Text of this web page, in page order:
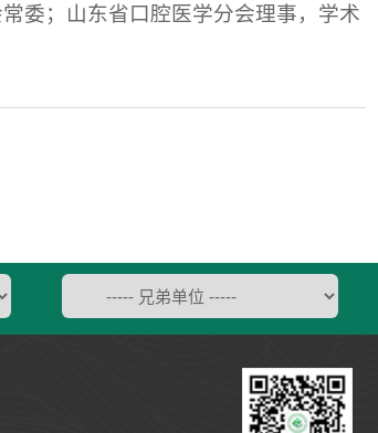
委；山东省口腔医学分会理事，学术